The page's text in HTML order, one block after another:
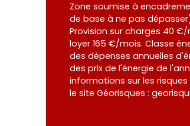
Zone soumise à
de base à ne pas
Provision sur charges 40
loyer 165 €/mois. Classe
des dépenses annuelles
des prix de l'énergie de
informations sur les
le site Géorisques :